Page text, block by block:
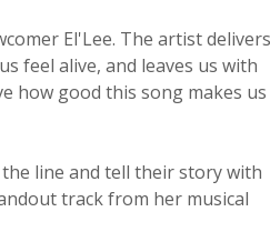
El'Lee. The artist
feel alive, and leaves us with
how good this song makes us
line and tell their story with
track from her musical